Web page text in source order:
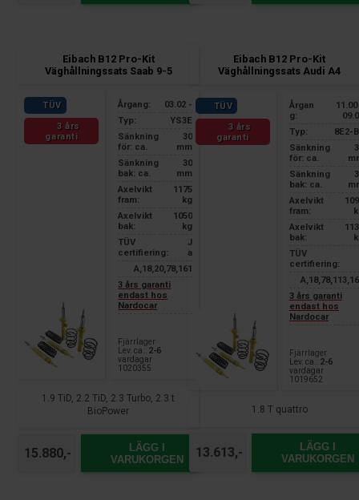
Eibach B12 Pro-Kit
Väghållningssats Saab 9-5
TÜV
3 års
garanti
Årgang:
03.02 -
Typ:
YS3E
Sänkning
för: ca.
30
mm
Sänkning
bak: ca.
30
mm
Axelvikt
fram:
1175
kg
Axelvikt
bak:
1050
kg
TÜV
certifiering:
J
a
A,18,20,78,161
3 års garanti
endast hos
Nardocar
Fjärrlager
Lev. ca.: 2-6
vardagar
1020355
1.9 TiD, 2.2 TiD, 2.3 Turbo, 2.3 t
BioPower
15.880,-
LÄGG I
VARUKORGEN
Eibach B12 Pro-Kit
Väghållningssats Audi A4
TÜV
3 års
garanti
Årgan
g:
Typ:
8E2-
Sänkning
för: ca.
Sänkning
bak: ca.
Axelvikt
fram:
Axelvikt
bak:
TÜV
certifiering:
3 års garanti
endast hos
Nardocar
Fjärrlager
Lev. ca.: 2-6
vardagar
1019652
1.8 T quattro
13.613,-
LÄGG I
VARUKORGEN